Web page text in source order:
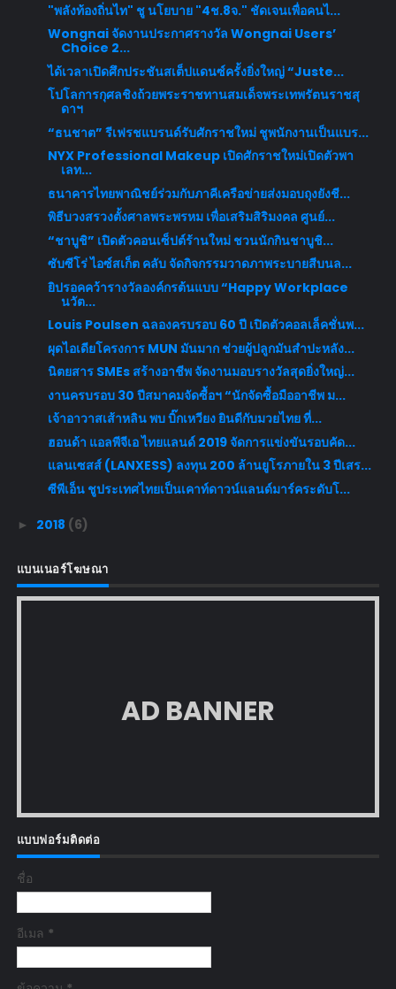
"พลังท้องถิ่นไท" ชู นโยบาย "4ช.8จ." ชัดเจนเพื่อคนไ...
Wongnai จัดงานประกาศรางวัล Wongnai Users’
Choice 2...
ได้เวลาเปิดศึกประชันสเต็ปแดนซ์ครั้งยิ่งใหญ่ “Juste...
โปโลการกุศลชิงถ้วยพระราชทานสมเด็จพระเทพรัตนราชสุ
ดาฯ
“ธนชาต” รีเฟรชแบรนด์รับศักราชใหม่ ชูพนักงานเป็นแบร...
NYX Professional Makeup เปิดศักราชใหม่เปิดตัวพา
เลท...
ธนาคารไทยพาณิชย์ร่วมกับภาคีเครือข่ายส่งมอบถุงยังชี...
พิธีบวงสรวงตั้งศาลพระพรหม เพื่อเสริมสิริมงคล ศูนย์...
“ชาบูชิ” เปิดตัวคอนเซ็ปต์ร้านใหม่ ชวนนักกินชาบูชิ...
ซับซีโร่ ไอซ์สเก็ต คลับ จัดกิจกรรมวาดภาพระบายสีบนล...
ยิปรอคคว้ารางวัลองค์กรต้นแบบ “Happy Workplace
นวัต...
Louis Poulsen ฉลองครบรอบ 60 ปี เปิดตัวคอลเล็คชั่นพ...
ผุดไอเดียโครงการ MUN มันมาก ช่วยผู้ปลูกมันสำปะหลัง...
นิตยสาร SMEs สร้างอาชีพ จัดงานมอบรางวัลสุดยิ่งใหญ่...
งานครบรอบ 30 ปีสมาคมจัดซื้อฯ “นักจัดซื้อมืออาชีพ ม...
เจ้าอาวาสเส้าหลิน พบ บิ๊กเหวียง ยินดีกับมวยไทย ที่...
ฮอนด้า แอลพีจีเอ ไทยแลนด์ 2019 จัดการแข่งขันรอบคัด...
แลนเซสส์ (LANXESS) ลงทุน 200 ล้านยูโรภายใน 3 ปีเสร...
ซีพีเอ็น ชูประเทศไทยเป็นเคาท์ดาวน์แลนด์มาร์คระดับโ...
► 2018 (6)
แบนเนอร์โฆษณา
AD BANNER
แบบฟอร์มติดต่อ
ชื่อ
อีเมล *